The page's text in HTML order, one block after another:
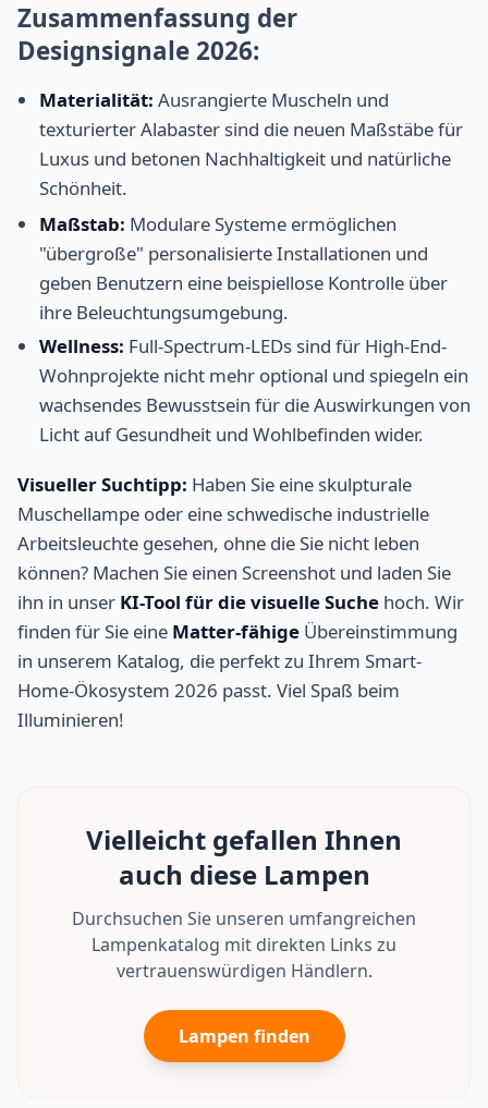
Zusammenfassung der
Designsignale 2026:
Materialität: Ausrangierte Muscheln und
texturierter Alabaster sind die neuen Maßstäbe für
Luxus und betonen Nachhaltigkeit und natürliche
Schönheit.
Maßstab: Modulare Systeme ermöglichen
"übergroße" personalisierte Installationen und
geben Benutzern eine beispiellose Kontrolle über
ihre Beleuchtungsumgebung.
Wellness: Full-Spectrum-LEDs sind für High-End-
Wohnprojekte nicht mehr optional und spiegeln ein
wachsendes Bewusstsein für die Auswirkungen von
Licht auf Gesundheit und Wohlbefinden wider.
Visueller Suchtipp: Haben Sie eine skulpturale
Muschellampe oder eine schwedische industrielle
Arbeitsleuchte gesehen, ohne die Sie nicht leben
können? Machen Sie einen Screenshot und laden Sie
ihn in unser KI-Tool für die visuelle Suche hoch. Wir
finden für Sie eine Matter-fähige Übereinstimmung
in unserem Katalog, die perfekt zu Ihrem Smart-
Home-Ökosystem 2026 passt. Viel Spaß beim
Illuminieren!
Vielleicht gefallen Ihnen
auch diese Lampen
Durchsuchen Sie unseren umfangreichen
Lampenkatalog mit direkten Links zu
vertrauenswürdigen Händlern.
Lampen finden